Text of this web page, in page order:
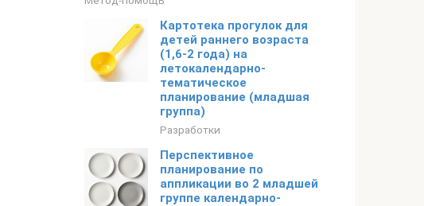
Картотека прогулок для
детей раннего возраста
(1,6-2 года) на
летокалендарно-
тематическое
планирование (младшая
группа)
Разработки
Перспективное
планирование по
аппликации во 2 младшей
группе календарно-